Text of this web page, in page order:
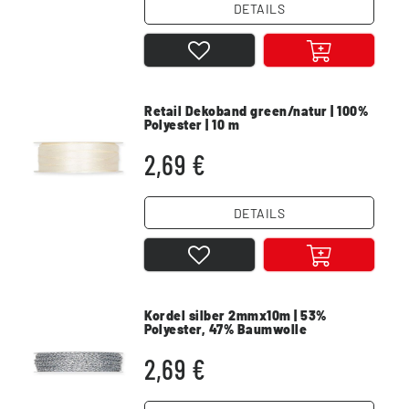
DETAILS
Retail Dekoband green/natur | 100%
Polyester | 10 m
2,69 €
DETAILS
Kordel silber 2mmx10m | 53%
Polyester, 47% Baumwolle
2,69 €